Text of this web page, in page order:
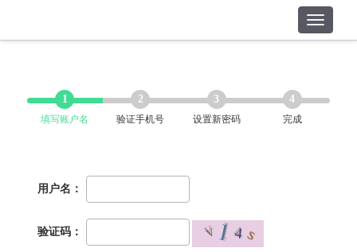
1
填写账户名
2
验证手机号
3
设置新密码
4
完成
用户名：
验证码：